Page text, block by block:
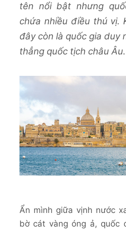
tên nổi bật nhưng
chứa nhiều điều thú vị.
đây còn là quốc gia duy
thẳng quốc tịch châu Âu.
Ẩn mình giữa vịnh nước
bờ cát vàng óng ả, quốc